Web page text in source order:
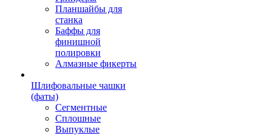
Планшайбы для
станка
Баффы для
финишной
полировки
Алмазные фикерты
Шлифовальные чашки
(фаты)
Сегментные
Сплошные
Выпуклые